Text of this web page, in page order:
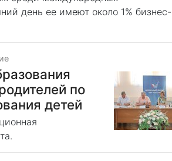
день ее имеют около 1% бизнес-
по
детей